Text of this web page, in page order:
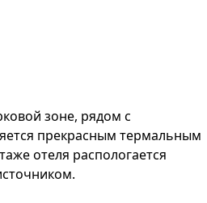
зоне, рядом с
прекрасным термальным
отеля распологается